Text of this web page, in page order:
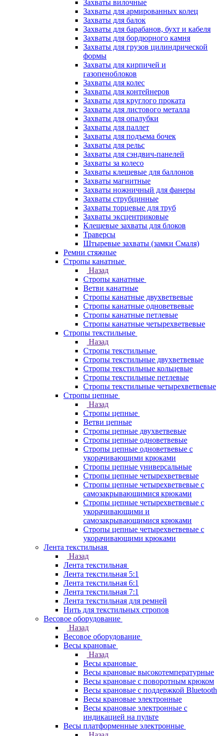
Захваты вилочные
Захваты для армированных колец
Захваты для балок
Захваты для барабанов, бухт и кабеля
Захваты для бордюрного камня
Захваты для грузов цилиндрической
формы
Захваты для кирпичей и
газопеноблоков
Захваты для колес
Захваты для контейнеров
Захваты для круглого проката
Захваты для листового металла
Захваты для опалубки
Захваты для паллет
Захваты для подъема бочек
Захваты для рельс
Захваты для сэндвич-панелей
Захваты за колесо
Захваты клещевые для баллонов
Захваты магнитные
Захваты ножничный для фанеры
Захваты струбцинные
Захваты торцевые для труб
Захваты эксцентриковые
Клещевые захваты для блоков
Траверсы
Штыревые захваты (замки Смаля)
Ремни стяжные
Стропы канатные
Назад
Стропы канатные
Ветви канатные
Стропы канатные двухветвевые
Стропы канатные одноветвевые
Стропы канатные петлевые
Стропы канатные четырехветвевые
Стропы текстильные
Назад
Стропы текстильные
Стропы текстильные двухветвевые
Стропы текстильные кольцевые
Стропы текстильные петлевые
Стропы текстильные четырехветвевые
Стропы цепные
Назад
Стропы цепные
Ветви цепные
Стропы цепные двухветвевые
Стропы цепные одноветвевые
Стропы цепные одноветвевые с
укорачивающими крюками
Стропы цепные универсальные
Стропы цепные четырехветвевые
Стропы цепные четырехветвевые с
самозакрывающимися крюками
Стропы цепные четырехветвевые с
укорачивающими и
самозакрывающимися крюками
Стропы цепные четырехветвевые с
укорачивающими крюками
Лента текстильная
Назад
Лента текстильная
Лента текстильная 5:1
Лента текстильная 6:1
Лента текстильная 7:1
Лента текстильная для ремней
Нить для текстильных стропов
Весовое оборудование
Назад
Весовое оборудование
Весы крановые
Назад
Весы крановые
Весы крановые высокотемпературные
Весы крановые с поворотным крюком
Весы крановые с поддержкой Bluetooth
Весы крановые электронные
Весы крановые электронные с
индикацией на пульте
Весы платформенные электронные